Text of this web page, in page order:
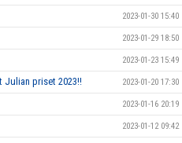
2023-01-30 15:40
2023-01-29 18:50
2023-01-23 15:49
Julian priset 2023!! 2023-01-20 17:30
2023-01-16 20:19
2023-01-12 09:42